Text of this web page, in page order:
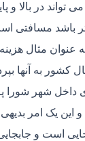
تواند در بالا و
باشد مسافتی
عنوان مثال
به آنها
داخل شهر شورا
این یک امر بدیهی
است و